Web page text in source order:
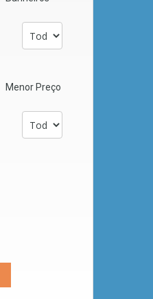
Menor Preço